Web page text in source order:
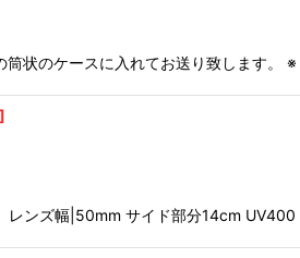
状のケースに入れてお送り致します。
]
ンズ幅|50mm サイド部分14cm UV400